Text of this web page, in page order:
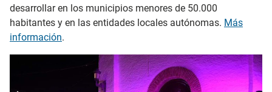
desarrollar en los municipios menores de 50.000
habitantes y en las entidades locales autónomas. Más
información.